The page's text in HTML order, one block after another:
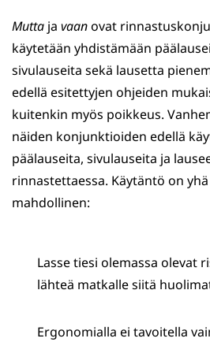
Mutta ja vaanovat
käytetään yhdistämään
sivulauseita sekä lausetta
edellä esitettyjen ohjeiden
kuitenkin myös poikkeus.
näiden konjunktioiden edellä
päälauseita, sivulauseita ja
rinnastettaessa. Käytäntö on
mahdollinen:
Lasse tiesi olemassa olevat
lähteä matkalle siitä
Ergonomialla ei tavoitella